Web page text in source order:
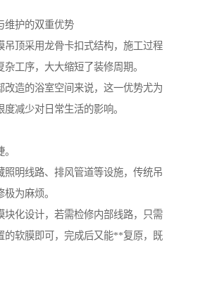
维护的双重优势
吊顶采用龙骨卡扣式结构，施工过程
工序，大大缩短了装修周期。
改造的浴室空间来说，这一优势尤为
减少对日常生活的影响。
照明线路、排风管道等设施，传统吊
极为麻烦。
块化设计，若需检修内部线路，只需
的软膜即可，完成后又能**复原，既